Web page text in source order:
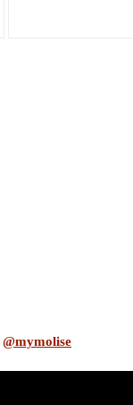
@mymolise